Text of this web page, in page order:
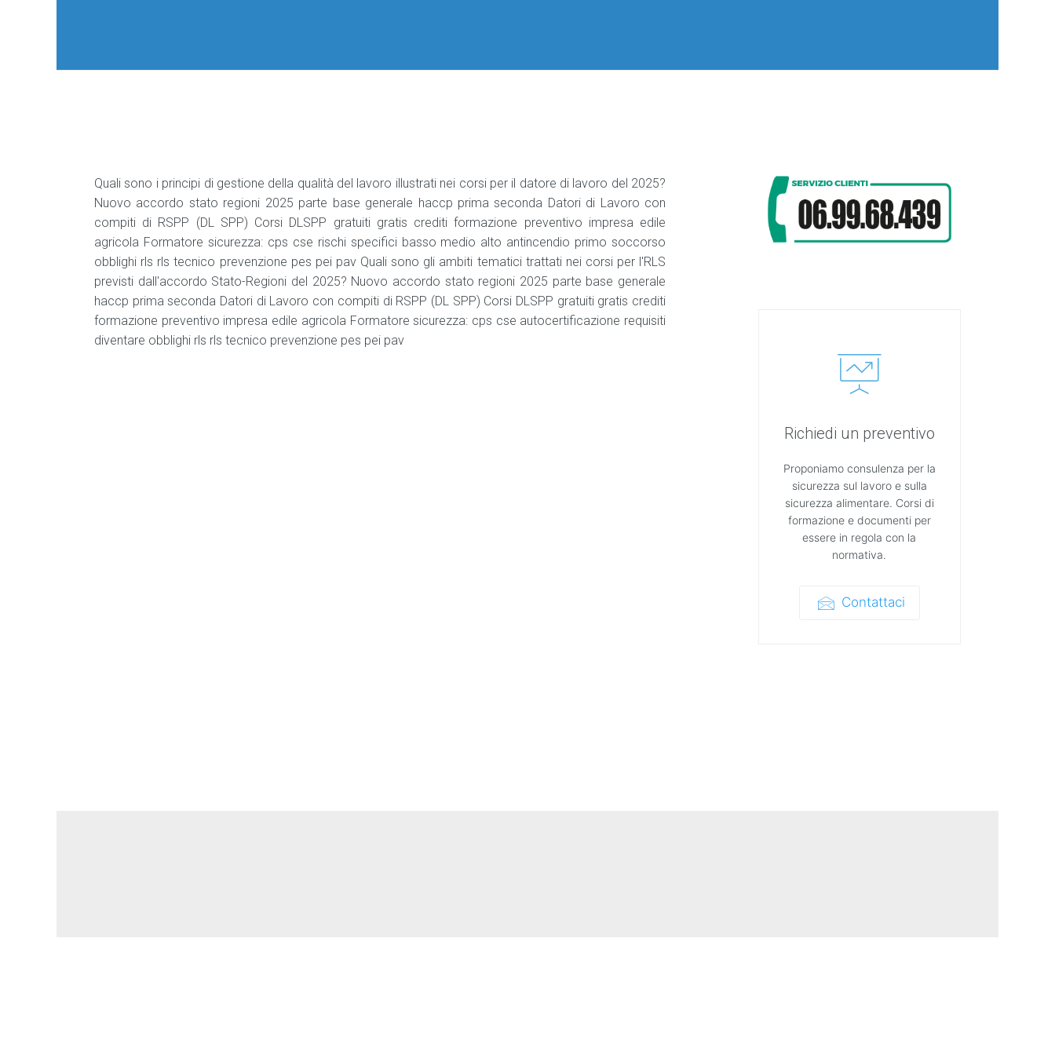
addetto
che
NON
manipola
alimenti
e
bevande
Consulente
HACCP
Quali sono i principi di gestione della qualità del lavoro illustrati nei corsi per il datore di lavoro del 2025?
Nuovo accordo stato regioni 2025 parte base generale haccp prima seconda Datori di Lavoro con
compiti di RSPP (DL SPP) Corsi DLSPP gratuiti gratis crediti formazione preventivo impresa edile
agricola Formatore sicurezza: cps cse rischi specifici basso medio alto antincendio primo soccorso
obblighi rls rls tecnico prevenzione pes pei pav Quali sono gli ambiti tematici trattati nei corsi per l'RLS
previsti dall'accordo Stato-Regioni del 2025? Nuovo accordo stato regioni 2025 parte base generale
haccp prima seconda Datori di Lavoro con compiti di RSPP (DL SPP) Corsi DLSPP gratuiti gratis crediti
formazione preventivo impresa edile agricola Formatore sicurezza: cps cse autocertificazione requisiti
diventare obblighi rls rls tecnico prevenzione pes pei pav
Richiedi un preventivo
Proponiamo consulenza per la
sicurezza sul lavoro e sulla
sicurezza alimentare. Corsi di
formazione e documenti per
essere in regola con la
normativa.
Contattaci